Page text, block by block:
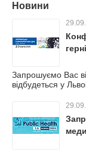
Новини
Запрошуємо Вас
відбудеться у